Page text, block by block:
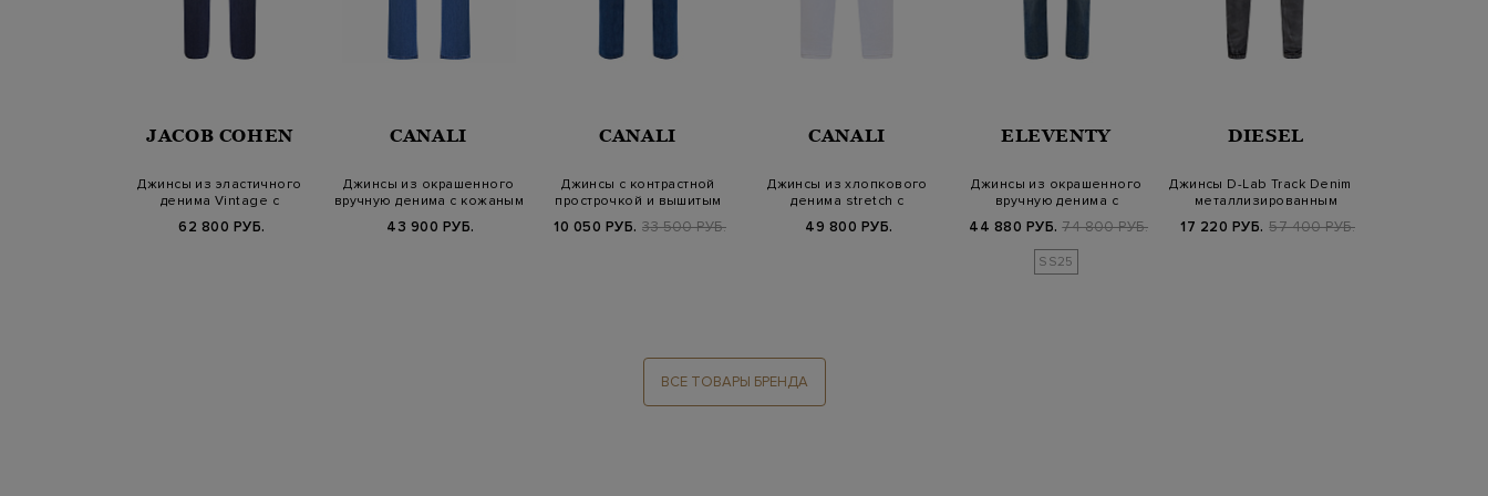
JACOB COHEN
Джинсы из эластичного
денима Vintage с
62 800 РУБ.
CANALI
Джинсы из окрашенного
вручную денима с кожаным
43 900 РУБ.
CANALI
Джинсы с контрастной
прострочкой и вышитым
10 050 РУБ. 33 500 РУБ.
CANALI
Джинсы из хлопкового
денима stretch c
49 800 РУБ.
ELEVENTY
Джинсы из окрашенного
вручную денима с
44 880 РУБ. 74 800 РУБ.
SS25
DIESEL
Джинсы D-Lab Track Denim с
металлизированным
17 220 РУБ. 57 400 РУБ.
ВСЕ ТОВАРЫ БРЕНДА